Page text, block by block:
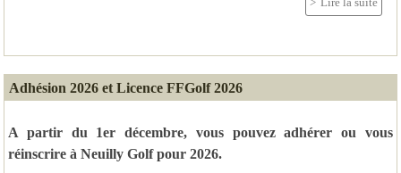
Adhésion 2026 et Licence FFGolf 2026
A partir du 1er décembre, vous pouvez adhérer ou vous
réinscrire à Neuilly Golf pour 2026.